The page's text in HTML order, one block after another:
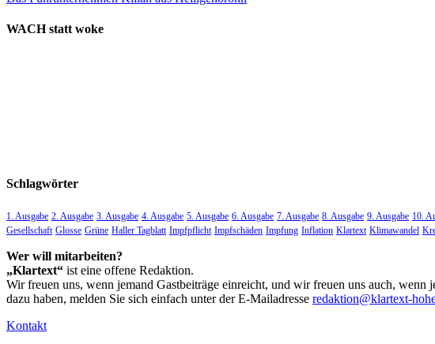
WACH statt woke
Schlagwörter
1. Ausgabe 2. Ausgabe 3. Ausgabe 4. Ausgabe 5. Ausgabe 6. Ausgabe 7. Ausgabe 8. Ausgabe 9. Ausgabe 10.
Gesellschaft Glosse Grüne Haller Tagblatt Impfpflicht Impfschäden Impfung Inflation Klartext Klimawandel
Wer will mitarbeiten?
„Klartext“ ist eine offene Redaktion.
Wir freuen uns, wenn jemand Gastbeiträge einreicht, und wir freuen uns auch,
dazu haben, melden Sie sich einfach unter der E-Mailadresse redaktion@klartext-
Kontakt